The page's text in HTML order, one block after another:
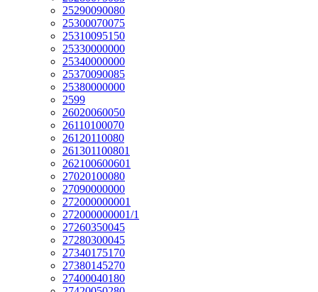
25290090080
25300070075
25310095150
25330000000
25340000000
25370090085
25380000000
2599
26020060050
26110100070
26120110080
261301100801
262100600601
27020100080
27090000000
272000000001
272000000001/1
27260350045
27280300045
27340175170
27380145270
27400040180